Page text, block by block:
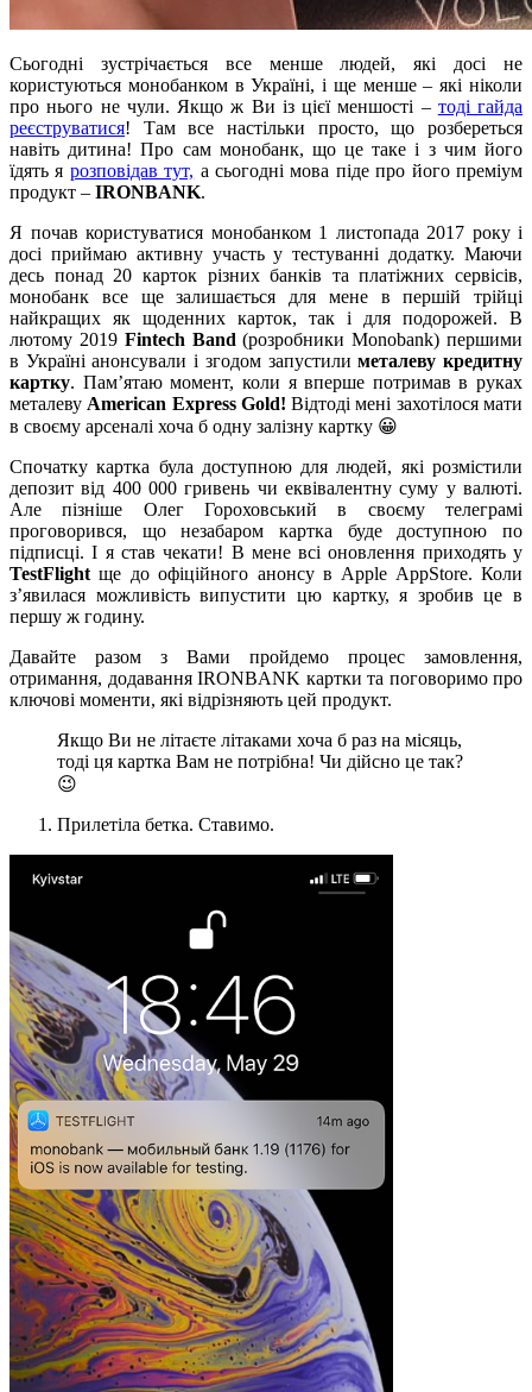
Сьогодні зустрічається все менше людей, які досі не
користуються монобанком в Україні, і ще менше – які ніколи
про нього не чули. Якщо ж Ви із цієї меншості – тоді гайда
реєструватися! Там все настільки просто, що розбереться
навіть дитина! Про сам монобанк, що це таке і з чим його
їдять я розповідав тут, а сьогодні мова піде про його преміум
продукт – IRONBANK.
Я почав користуватися монобанком 1 листопада 2017 року і
досі приймаю активну участь у тестуванні додатку. Маючи
десь понад 20 карток різних банків та платіжних сервісів,
монобанк все ще залишається для мене в першій трійці
найкращих як щоденних карток, так і для подорожей. В
лютому 2019 Fintech Band(розробники Monobank) першими
в Україні анонсували і згодом запустилиметалеву кредитну
картку. Пам’ятаю момент, коли я вперше потримав в руках
металеву American Express Gold! Відтоді мені захотілося мати
в своєму арсеналі хоча б одну залізну картку 😀
Спочатку картка була доступною для людей, які розмістили
депозит від 400 000 гривень чи еквівалентну суму у валюті.
Але пізніше Олег Гороховський в своєму телеграмі
проговорився, що незабаром картка буде доступною по
підписці. І я став чекати! В мене всі оновлення приходять у
TestFlightще до офіційного анонсу в Apple AppStore. Коли
з’явилася можливість випустити цю картку, я зробив це в
першу ж годину.
Давайте разом з Вами пройдемо процес замовлення,
отримання, додавання IRONBANK картки та поговоримо про
ключові моменти, які відрізняють цей продукт.
Якщо Ви не літаєте літаками хоча б раз на місяць,
тоді ця картка Вам не потрібна! Чи дійсно це так?
😉
Прилетіла бетка. Ставимо.